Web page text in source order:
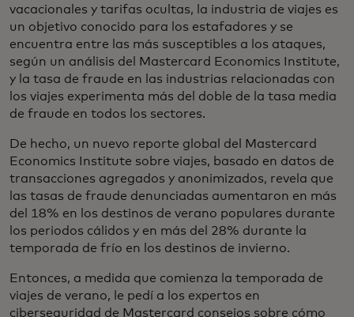
vacacionales y tarifas ocultas, la industria de viajes es
un objetivo conocido para los estafadores y se
encuentra entre las más susceptibles a los ataques,
según un análisis del Mastercard Economics Institute,
y la tasa de fraude en las industrias relacionadas con
los viajes experimenta más del doble de la tasa media
de fraude en todos los sectores.
De hecho, un nuevo reporte global del Mastercard
Economics Institute sobre viajes, basado en datos de
transacciones agregados y anonimizados, revela que
las tasas de fraude denunciadas aumentaron en más
del 18% en los destinos de verano populares durante
los periodos cálidos y en más del 28% durante la
temporada de frío en los destinos de invierno.
Entonces, a medida que comienza la temporada de
viajes de verano, le pedí a los expertos en
ciberseguridad de Mastercard consejos sobre cómo